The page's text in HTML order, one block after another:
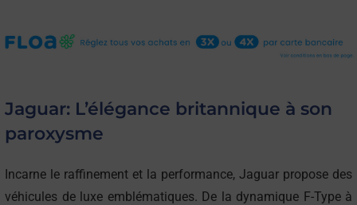
Jaguar: L’élégance britannique à son
paroxysme
Incarne le raffinement et la performance, Jaguar propose des
véhicules de luxe emblématiques. De la dynamique F-Type à